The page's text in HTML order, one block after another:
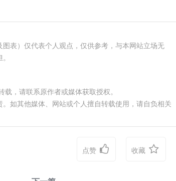
表）仅代表个人观点，仅供参考，与本网站立场无
，请联系原作者或媒体获取授权。
如其他媒体、网站或个人擅自转载使用，请自负相关
点赞 收藏